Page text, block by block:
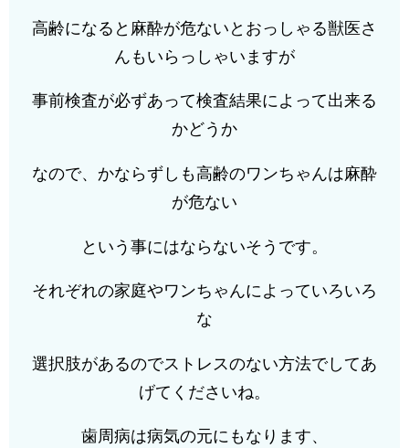
高齢になると麻酔が危ないとおっしゃる獣医さ
んもいらっしゃいますが
事前検査が必ずあって検査結果によって出来る
かどうか
なので、かならずしも高齢のワンちゃんは麻酔
が危ない
という事にはならないそうです。
それぞれの家庭やワンちゃんによっていろいろ
な
選択肢があるのでストレスのない方法でしてあ
げてくださいね。
歯周病は病気の元にもなります、